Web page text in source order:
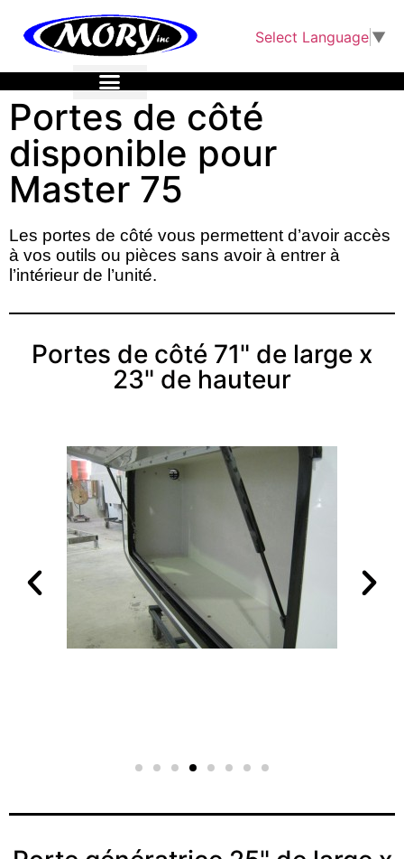
Select Language ▼
Portes de côté
disponible pour
Master 75
Les portes de côté vous permettent d’avoir accès
à vos outils ou pièces sans avoir à entrer à
l’intérieur de l’unité.
Portes de côté 71" de large x
23" de hauteur